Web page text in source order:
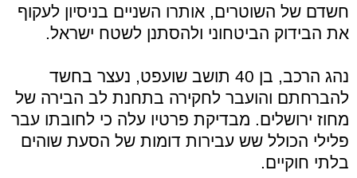
חשדם של השוטרים, אותרו השניים בניסיון לעקוף
את הבידוק הביטחוני ולהסתנן לשטח ישראל.
נהג הרכב, בן 40 תושב שועפט, נעצר בחשד
להברחתם והועבר לחקירה בתחנת לב הבירה של
מחוז ירושלים. מבדיקת פרטיו עלה כי לחובתו עבר
פלילי הכולל שש עבירות דומות של הסעת שוהים
בלתי חוקיים.